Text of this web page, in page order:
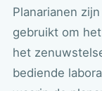
Planarianen
gebruikt om
het
bediende